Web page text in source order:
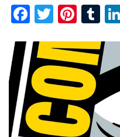
Facebook
Twitter